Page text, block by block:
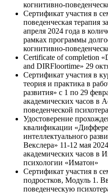
когнитивно-
Сертификат участия в
поведенческая терапия
апреля 2024 года в
рамках программы
когнитивно-
Certificate of completion
and DIRFloortime» 29
Сертификат участия в
теория и практика в
развития» с 1 по 29
академических часов в
поведенческой
Удостоверение
квалификации
интеллектуального
Векслера» 11-12 мая
академических часов в
психологии «Иматон»
Сертификат участия в
подростков, Модуль 1.
поведенческую